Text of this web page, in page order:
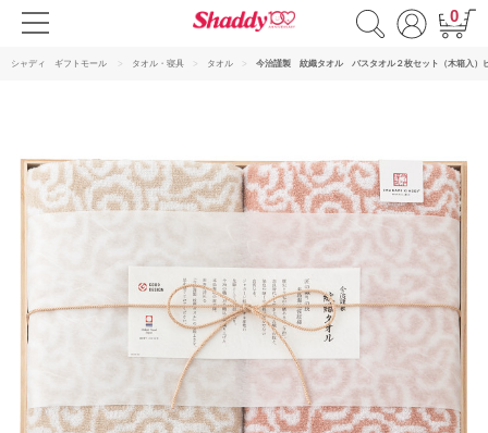
0
シャディ ギフトモール タオル・寝具 タオル 今治謹製 紋織タオル バスタオル２枚セット（木箱入）